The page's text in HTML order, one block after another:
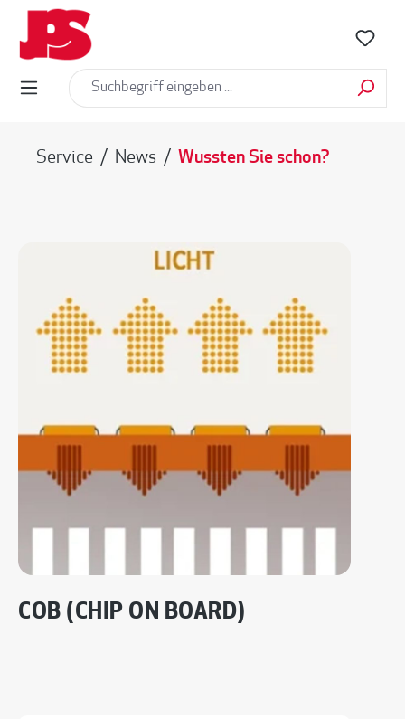
springen
Service / News / Wussten Sie schon?
COB (CHIP ON BOARD)